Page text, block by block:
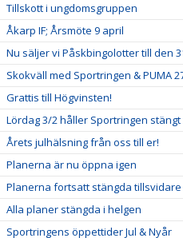
Tillskott i ungdomsgruppen
Åkarp IF; Årsmöte 9 april
Nu säljer vi Påskbingolotter till den
Skokväll med Sportringen & PUMA
Grattis till Högvinsten!
Lördag 3/2 håller Sportringen stängt
Årets julhälsning från oss till er!
Planerna är nu öppna igen
Planerna fortsatt stängda tillsvidare
Alla planer stängda i helgen
Sportringens öppettider Jul & Nyår